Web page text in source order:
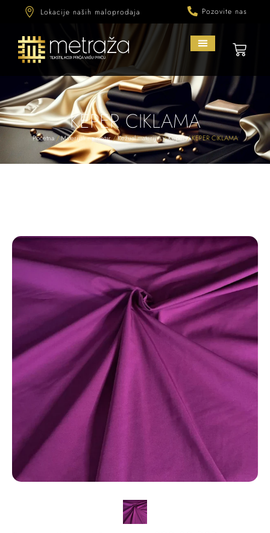
Lokacije naših maloprodaja Pozovite nas
KEPER CIKLAMA
Početna/Materijali na metar/Kežual materijali/Keper/ KEPER CIKLAMA